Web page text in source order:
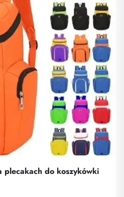
plecakach do koszykówki